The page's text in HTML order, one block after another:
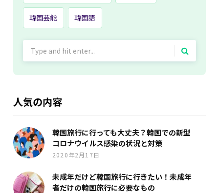
韓国芸能 韓国語
人気の内容
韓国旅行に行っても大丈夫？韓国での新型
コロナウイルス感染の状況と対策
2020年2月17日
未成年だけど韓国旅行に行きたい！未成年
者だけの韓国旅行に必要なもの